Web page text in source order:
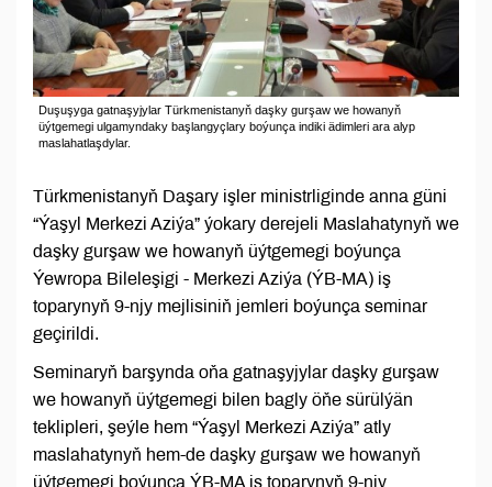
Duşuşyga gatnaşyjylar Türkmenistanyň daşky gurşaw we howanyň
üýtgemegi ulgamyndaky başlangyçlary boýunça indiki ädimleri ara alyp
maslahatlaşdylar.
Türkmenistanyň Daşary işler ministrliginde anna güni
“Ýaşyl Merkezi Aziýa” ýokary derejeli Maslahatynyň we
daşky gurşaw we howanyň üýtgemegi boýunça
Ýewropa Bileleşigi - Merkezi Aziýa (ÝB-MA) iş
toparynyň 9-njy mejlisiniň jemleri boýunça seminar
geçirildi.
Seminaryň barşynda oňa gatnaşyjylar daşky gurşaw
we howanyň üýtgemegi bilen bagly öňe sürülýän
teklipleri, şeýle hem “Ýaşyl Merkezi Aziýa” atly
maslahatynyň hem-de daşky gurşaw we howanyň
üýtgemegi boýunça ÝB-MA iş toparynyň 9-njy